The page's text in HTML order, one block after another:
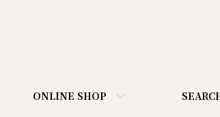
ONLINE SHOP